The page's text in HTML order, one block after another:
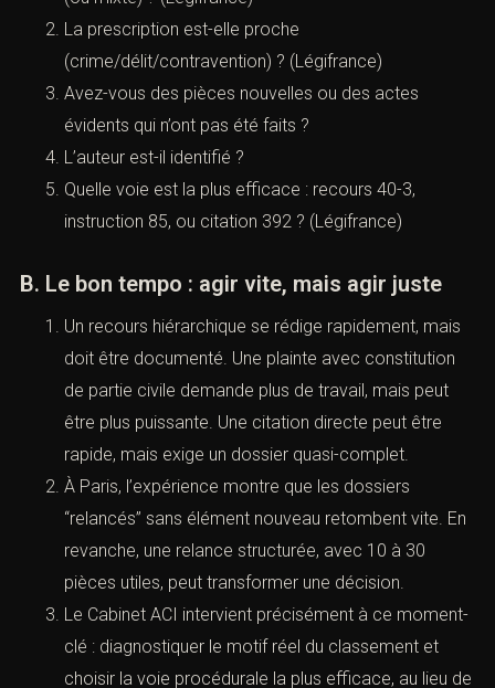
Le Cabinet ACI, à Paris, privilégie une approche :
qualification verrouillée, pièces authentifiées,
stratégie procédurale adaptée.
VII. Ce que le Cabinet ACI
recommande immédiatement après
réception d’un classement
(Classement sans suite : motifs,
recours et stratégies pénales)
A. Les 5 questions à trancher tout de suite
Le motif est-il juridique, probatoire ou d’opportunité
(ou mixte) ? ( Légifrance
La prescription est-elle proche
(crime/délit/contravention) ? (
Légifrance )
Avez-vous des pièces nouvelles ou des actes
évidents qui n’ont pas été faits ?
L’auteur est-il identifié ?
Quelle voie est la plus efficace : recours 40-3,